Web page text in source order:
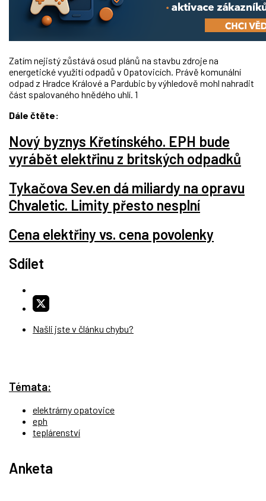
Zatím nejistý zůstává osud plánů na stavbu zdroje na
energetické využití odpadů v Opatovicích. Právě komunální
odpad z Hradce Králové a Pardubic by výhledově mohl nahradit
část spalovaného hnědého uhlí. 1
Dále čtěte:
Nový byznys Křetínského. EPH bude
vyrábět elektřinu z britských odpadků
Tykačova Sev.en dá miliardy na opravu
Chvaletic. Limity přesto nesplní
Cena elektřiny vs. cena povolenky
Sdílet
Našli jste v článku chybu?
Témata:
elektrárny opatovice
eph
teplárenství
Anketa